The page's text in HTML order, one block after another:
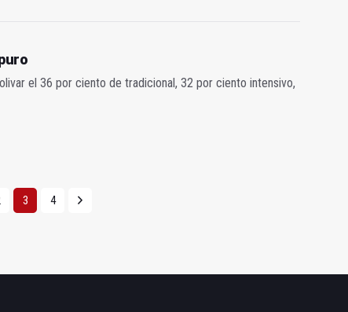
el 36 por ciento de tradicional, 32 por ciento intensivo,
3 4